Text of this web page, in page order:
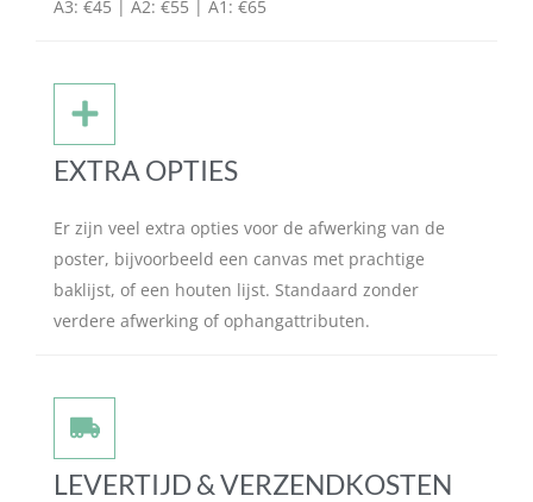
A3: €45 | A2: €55 | A1: €65
EXTRA OPTIES
Er zijn veel extra opties voor de afwerking van de
poster, bijvoorbeeld een canvas met prachtige
baklijst, of een houten lijst. Standaard zonder
verdere afwerking of ophangattributen.
LEVERTIJD & VERZENDKOSTEN